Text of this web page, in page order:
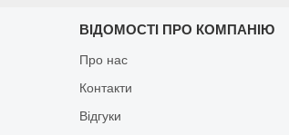
ВІДОМОСТІ ПРО КОМПАНІЮ
Про нас
Контакти
Відгуки